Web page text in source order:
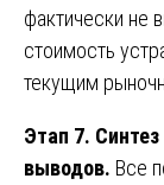
фактически не
стоимость
текущим
Этап 7.
выводов. Все